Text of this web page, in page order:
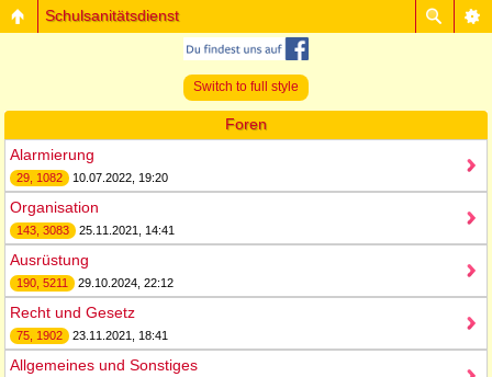
Schulsanitätsdienst
Switch to full style
Foren
Alarmierung
29, 1082 10.07.2022, 19:20
Organisation
143, 3083 25.11.2021, 14:41
Ausrüstung
190, 5211 29.10.2024, 22:12
Recht und Gesetz
75, 1902 23.11.2021, 18:41
Allgemeines und Sonstiges